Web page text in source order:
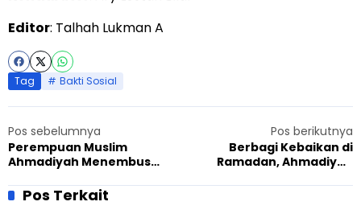
Editor: Talhah Lukman A
Tag Bakti Sosial
Pos sebelumnya
Perempuan Muslim
Ahmadiyah Menembus
Intoleransi
Pos berikutnya
Berbagi Kebaikan di
Ramadan, Ahmadiyah
Darah Usai Sholat Tarawih
Pos Terkait